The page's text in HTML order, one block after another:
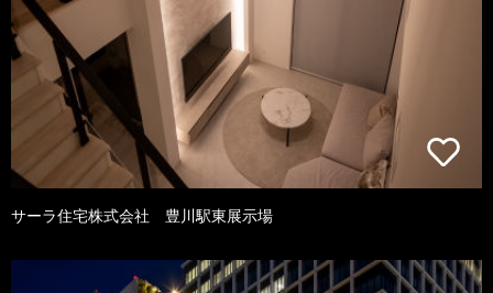
サーラ住宅株式会社 豊川駅東展示場